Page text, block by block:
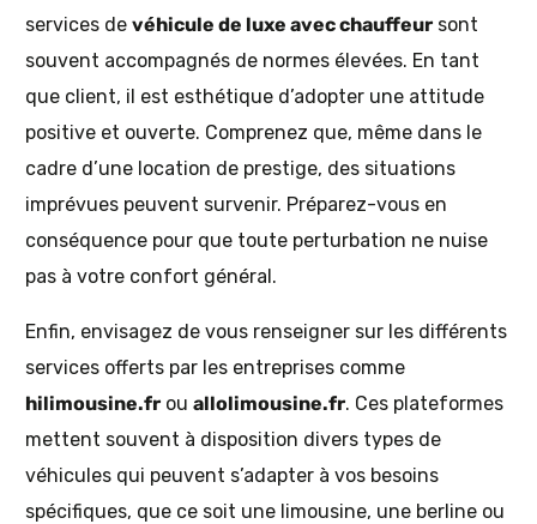
services devéhicule de luxe avec chauffeur sont
souvent accompagnés de normes élevées. En tant
que client, il est esthétique d’adopter une attitude
positive et ouverte. Comprenez que, même dans le
cadre d’une location de prestige, des situations
imprévues peuvent survenir. Préparez-vous en
conséquence pour que toute perturbation ne nuise
pas à votre confort général.
Enfin, envisagez de vous renseigner sur les différents
services offerts par les entreprises comme
hilimousine.fr ouallolimousine.fr. Ces plateformes
mettent souvent à disposition divers types de
véhicules qui peuvent s’adapter à vos besoins
spécifiques, que ce soit une limousine, une berline ou